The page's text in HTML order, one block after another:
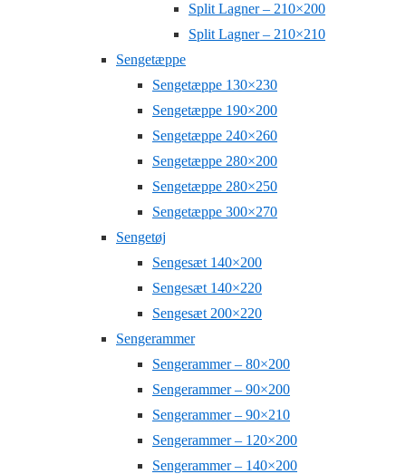
Split Lagner – 210×200
Split Lagner – 210×210
Sengetæppe
Sengetæppe 130×230
Sengetæppe 190×200
Sengetæppe 240×260
Sengetæppe 280×200
Sengetæppe 280×250
Sengetæppe 300×270
Sengetøj
Sengesæt 140×200
Sengesæt 140×220
Sengesæt 200×220
Sengerammer
Sengerammer – 80×200
Sengerammer – 90×200
Sengerammer – 90×210
Sengerammer – 120×200
Sengerammer – 140×200